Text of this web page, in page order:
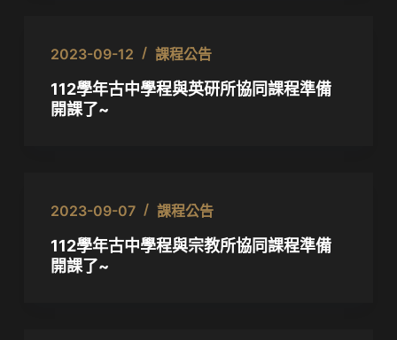
2023-09-12 課程公告
112學年古中學程與英研所協同課程準備
開課了~
2023-09-07 課程公告
112學年古中學程與宗教所協同課程準備
開課了~